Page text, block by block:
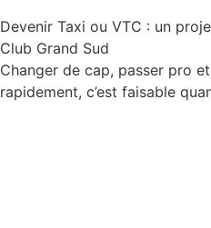
Devenir Taxi ou VTC : un
Club Grand Sud
Changer de cap, passer pro
rapidement, c’est faisable